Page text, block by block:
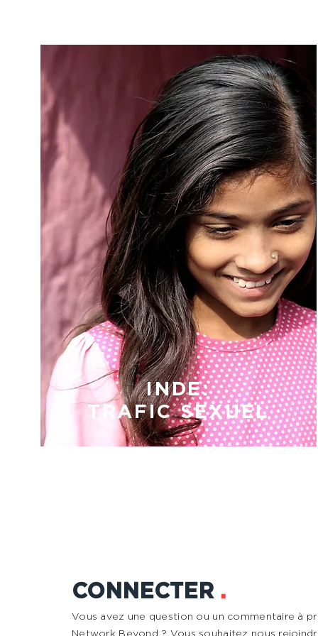
INDE:
TRAFIC SEXUEL
CONNECTER .
Vous avez une question ou un commentaire à
Network Beyond ? Vous souhaitez nous